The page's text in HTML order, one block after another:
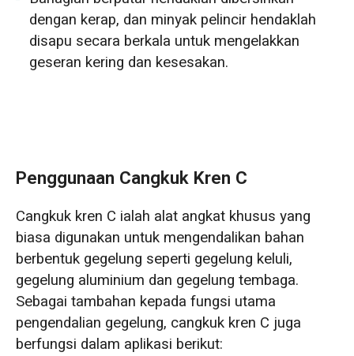
dengan kerap, dan minyak pelincir hendaklah
disapu secara berkala untuk mengelakkan
geseran kering dan kesesakan.
Penggunaan Cangkuk Kren C
Cangkuk kren C ialah alat angkat khusus yang
biasa digunakan untuk mengendalikan bahan
berbentuk gegelung seperti gegelung keluli,
gegelung aluminium dan gegelung tembaga.
Sebagai tambahan kepada fungsi utama
pengendalian gegelung, cangkuk kren C juga
berfungsi dalam aplikasi berikut: